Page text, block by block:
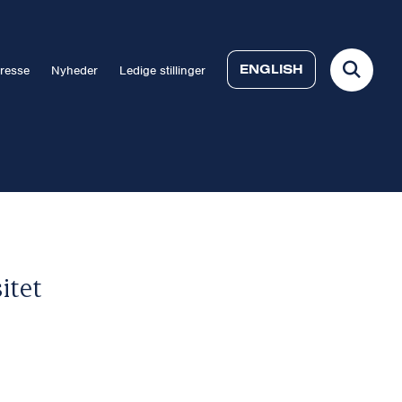
Nyheder Ledige stillinger ENGLISH